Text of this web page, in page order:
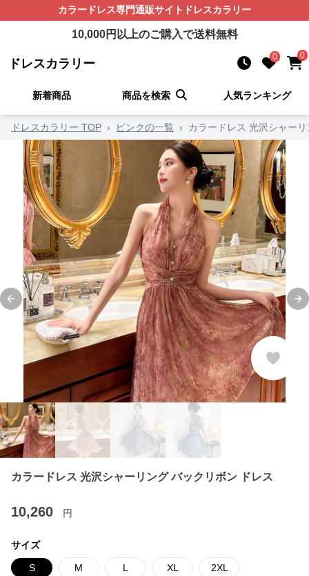
カラードレス専門通販サイト ドレスカラリー
10,000円以上のご購入で送料無料
ドレスカラリー 0 0
新着商品 商品を検索 人気ランキング
ドレスカラリー TOP › ピンクの一覧 › カラードレス 光沢シャー
Previous slide
カラードレス 光沢シャーリング バックリボン ドレス
10,260 円
サイズ
S M L XL 2XL